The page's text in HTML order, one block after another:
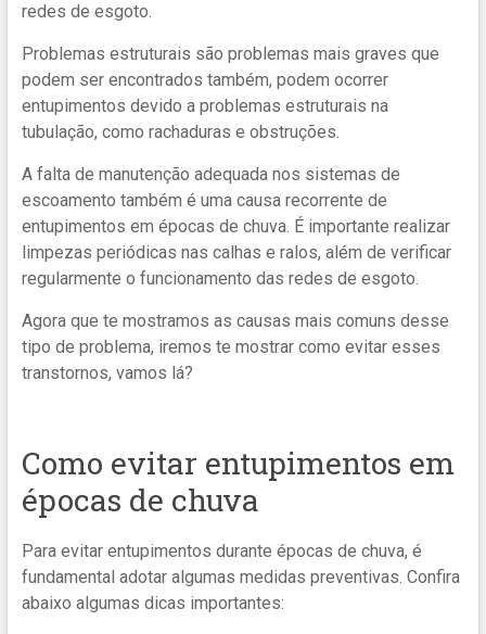
redes de esgoto.
Problemas estruturais são problemas mais graves que
podem ser encontrados também, podem ocorrer
entupimentos devido a problemas estruturais na
tubulação, como rachaduras e obstruções.
A falta de manutenção adequada nos sistemas de
escoamento também é uma causa recorrente de
entupimentos em épocas de chuva. É importante realizar
limpezas periódicas nas calhas e ralos, além de verificar
regularmente o funcionamento das redes de esgoto.
Agora que te mostramos as causas mais comuns desse
tipo de problema, iremos te mostrar como evitar esses
transtornos, vamos lá?
Como evitar entupimentos em
épocas de chuva
Para evitar entupimentos durante épocas de chuva, é
fundamental adotar algumas medidas preventivas. Confira
abaixo algumas dicas importantes: